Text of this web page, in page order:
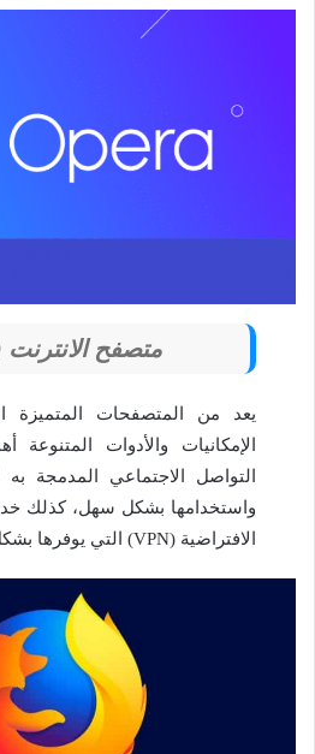
متصفح الانترنت
يعد من المتصفحات المتميزة
الإمكانيات والأدوات المتنوعة
التواصل الاجتماعي المدمجة
واستخدامها بشكل سهل، كذلك
الافتراضية (VPN) التي يوفرها بشكل مجاني.